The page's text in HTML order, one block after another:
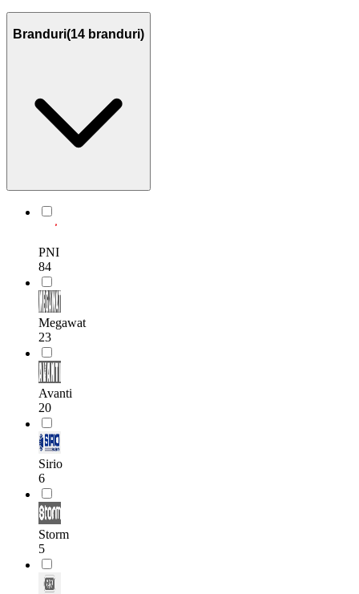
Branduri(14 branduri)
PNI
84
Megawat
23
Avanti
20
Sirio
6
Storm
5